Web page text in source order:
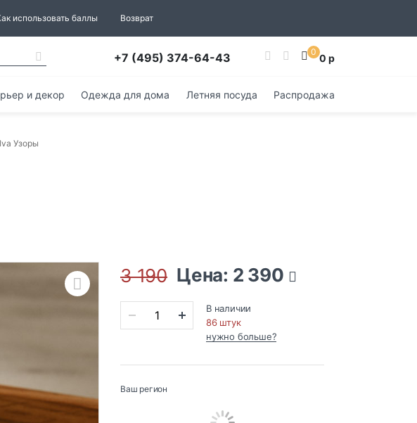
использовать баллы Возврат
+7 (495) 374-64-43 0 0 р
и декор Одежда для дома Летняя посуда Распродажа
Узоры
3 190 Цена: 2 390
В наличии
86 штук
нужно больше?
Ваш регион